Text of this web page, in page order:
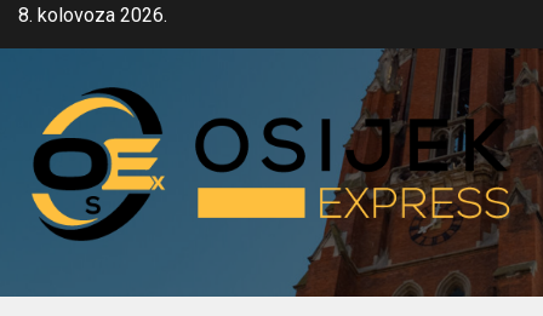
Skip8. kolovoza 2026.